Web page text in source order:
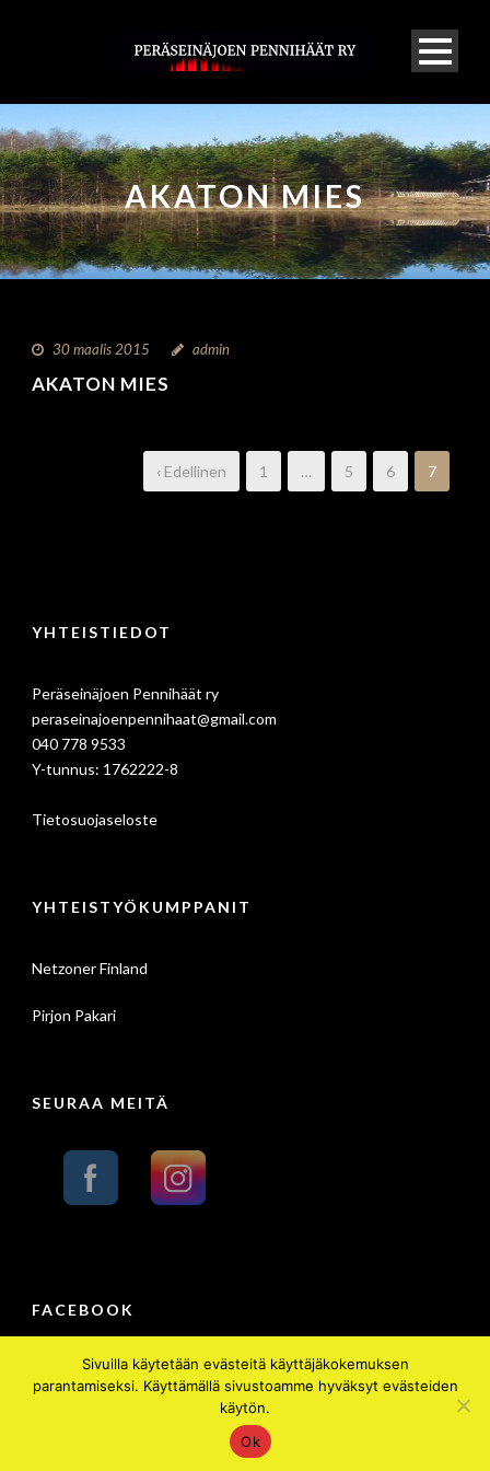
AKATON MIES
30 maalis 2015 admin
AKATON MIES
‹ Edellinen 1 … 5 6 7
YHTEISTIEDOT
Peräseinäjoen Pennihäät ry
peraseinajoenpennihaat@gmail.com
040 778 9533
Y-tunnus: 1762222-8
Tietosuojaseloste
YHTEISTYÖKUMPPANIT
Netzoner Finland
Pirjon Pakari
SEURAA MEITÄ
FACEBOOK
Copyright 2026 © Peräseinäjoen Pennihäät ry
Sivuilla käytetään evästeitä käyttäjäkokemuksen
parantamiseksi. Käyttämällä sivustoamme hyväksyt evästeiden
käytön.
Ok